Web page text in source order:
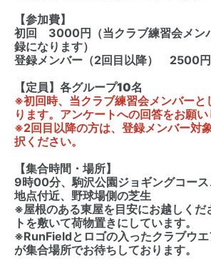
【参加費】
初回 3000円（当クラブ練習会メン
録になります）
登録メンバー（2回目以降） 2500円
【定員】各グループ10名
※初回時、当クラブ練習会メンバーと
ります。アンケートへの回答をお願い
※2回目以降の方は、登録メンバー対
択ください。
【集合時間・場所】
9時00分、駒沢公園ジョギングコー
地点付近、野球場側の芝生
※屋根のある東屋を目安にお越しくだ
トを敷いて荷物置きにしています。
※RunFieldとロゴの入ったクラブウ
が集合場所でお待ちしております。